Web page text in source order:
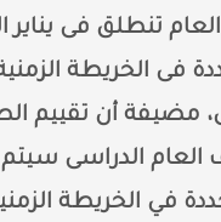
تنطلق فى يناير
فى الخريطة
مضيفة أن تقييم
الدراسى سيتم
في الخريطة